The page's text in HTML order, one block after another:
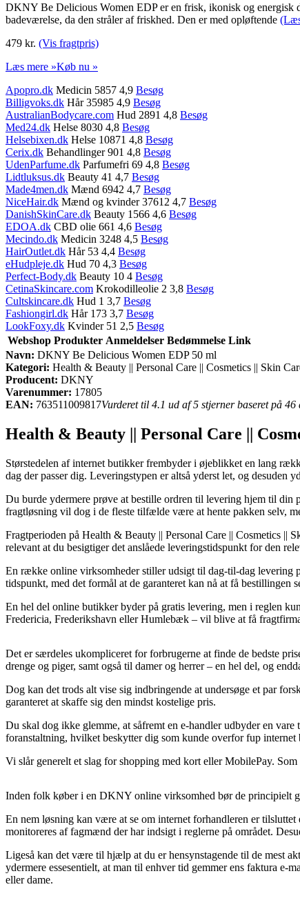
DKNY Be Delicious Women EDP er en frisk, ikonisk og energisk
badeværelse, da den stråler af friskhed. Den er med opløftende
479 kr. (Vis fragtpris)
Læs mere »Køb nu »
Apopro.dk Medicin 5857 4,9 Besøg
Billigvoks.dk Hår 35985 4,9 Besøg
AustralianBodycare.com Hud 2891 4,8 Besøg
Med24.dk Helse 8030 4,8 Besøg
Helsebixen.dk Helse 10871 4,8 Besøg
Cerix.dk Behandlinger 901 4,8 Besøg
UdenParfume.dk Parfumefri 69 4,8 Besøg
Lidtluksus.dk Beauty 41 4,7 Besøg
Made4men.dk Mænd 6942 4,7 Besøg
NiceHair.dk Mænd og kvinder 37612 4,7 Besøg
DanishSkinCare.dk Beauty 1566 4,6 Besøg
EDOA.dk CBD olie 661 4,6 Besøg
Mecindo.dk Medicin 3248 4,5 Besøg
HairOutlet.dk Hår 53 4,4 Besøg
eHudpleje.dk Hud 70 4,3 Besøg
Perfect-Body.dk Beauty 10 4 Besøg
CetinaSkincare.com Krokodilleolie 2 3,8 Besøg
Cultskincare.dk Hud 1 3,7 Besøg
Fashiongirl.dk Hår 173 3,7 Besøg
LookFoxy.dk Kvinder 51 2,5 Besøg
Webshop Produkter Anmeldelser Bedømmelse Link
Navn: DKNY Be Delicious Women EDP 50 ml
Kategori: Health & Beauty || Personal Care || Cosmetics || Skin
Producent: DKNY
Varenummer: 17805
EAN: 763511009817Vurderet til 4.1 ud af 5 stjerner baseret på 46
Health & Beauty || Personal Care ||
Størstedelen af internet butikker frembyder i øjeblikket en lang
dag der passer dig. Leveringstypen er altså yderst let, og
Du burde ydermere prøve at bestille ordren til levering hjem til din
fragtløsning vil dog i de fleste tilfælde være at hente pakken selv,
Fragtperioden på Health & Beauty || Personal Care || Cosmetics
relevant at du besigtiger det anslåede leveringstidspunkt for den
En række online virksomheder stiller udsigt til dag-til-dag levering
tidspunkt, med det formål at de garanteret kan nå at få bestillingen
En hel del online butikker byder på gratis levering, men i reglen
Fredericia, Frederikshavn eller Humlebæk – vil blive at få
Det er særdeles ukompliceret for forbrugerne at finde de bedste
drenge og piger, samt også til damer og herrer – en hel del, og
Dog kan det trods alt vise sig indbringende at undersøge et par
garanteret at skaffe sig den mindst kostelige pris.
Du skal dog ikke glemme, at såfremt en e-handler udbyder en
foranstaltning, hvilket beskytter dig som kunde overfor fup internet
Vi slår generelt et slag for shopping med kort eller MobilePay.
Inden folk køber i en DKNY online virksomhed bør de principielt
En nem løsning kan være at se om internet forhandleren er
monitoreres af fagmænd der har indsigt i reglerne på området.
Ligeså kan det være til hjælp at du er hensynstagende til de mest
ydermere essesentielt, at man til enhver tid gemmer ens faktura
eller dame.